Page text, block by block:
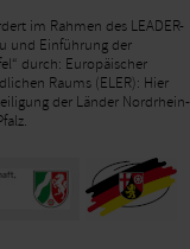
im Rahmen des LEADER-
und Einführung der
durch: Europäischer
Raums (ELER): Hier
der Länder Nordrhein-